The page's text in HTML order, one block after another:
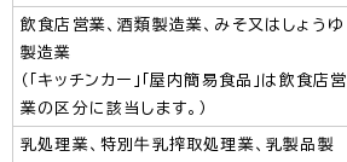
飲食店営業、酒類製造業、みそ又はしょうゆ
製造業
（「キッチンカー」「屋内簡易食品」は飲食店営
業の区分に該当します。）
乳処理業、特別牛乳搾取処理業、乳製品製